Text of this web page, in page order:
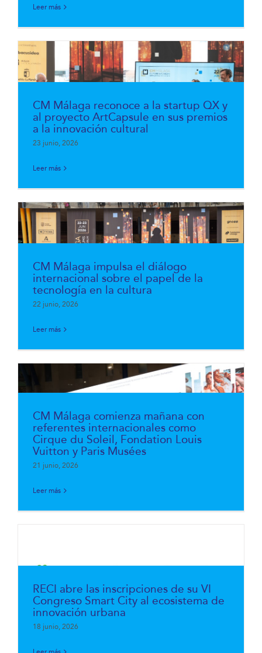
Leer más
CM Málaga reconoce a la startup QX y
al proyecto ArtCapsule en sus premios
a la innovación cultural
23 junio, 2026
Leer más
CM Málaga impulsa el diálogo
internacional sobre el papel de la
tecnología en la cultura
22 junio, 2026
Leer más
CM Málaga comienza mañana con
referentes internacionales como
Cirque du Soleil, Fondation Louis
Vuitton y Paris Musées
21 junio, 2026
Leer más
RECI abre las inscripciones de su VI
Congreso Smart City al ecosistema de
innovación urbana
18 junio, 2026